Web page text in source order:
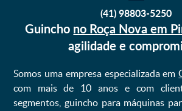
(41) 98803-5250
Guincho no Roça Nova em
agilidade e
Somos uma empresa especializada em
com mais de 10 anos e com
segmentos, guincho para máquinas